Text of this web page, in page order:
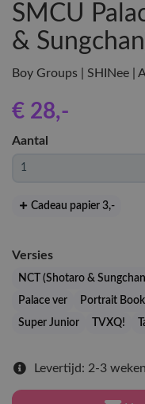
SMCU
&
Boy Groups | SHINee |
€ 28,-
Aantal
Cadeau papier 3,-
Versies
NCT (Shotaro &
Palace ver
Portrait
Super Junior
TVXQ!
Levertijd: 2-3 weken